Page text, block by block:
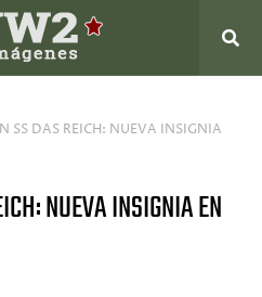
SS DAS REICH: NUEVA INSIGNIA
NUEVA INSIGNIA EN